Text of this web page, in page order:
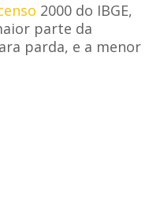
2000 do IBGE,
parte da
parda, e a menor